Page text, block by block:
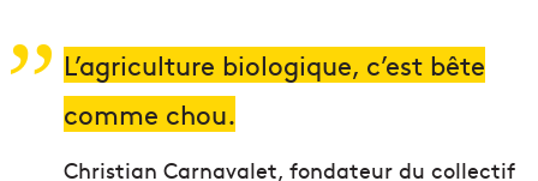
L’agriculture biologique, c’est bête
comme chou.
Christian Carnavalet, fondateur du collectif